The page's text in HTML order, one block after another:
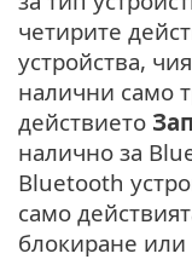
четирите
устройства,
налични само
действието
налично за
Bluetooth
само
блокиране